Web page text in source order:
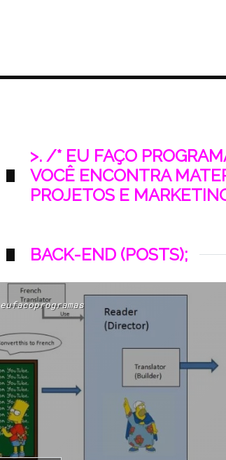
>. /* EU FAÇO
VOCÊ ENCONTRA
PROJETOS E
BACK-END (POSTS);
eufacoprogramas